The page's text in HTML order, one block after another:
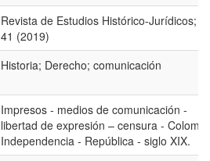
Revista de Estudios Histórico-Jurídicos;
41 (2019)
Historia; Derecho; comunicación
Impresos - medios de comunicación -
libertad de expresión – censura -
Independencia - República - siglo XIX.